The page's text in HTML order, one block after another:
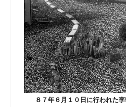
８７年６月１０日に行われた